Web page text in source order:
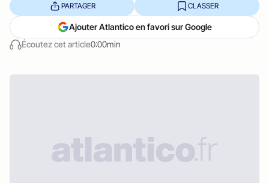
Écoutez cet article0:00min
PARTAGER CLASSER
Ajouter Atlantico en favori sur Google